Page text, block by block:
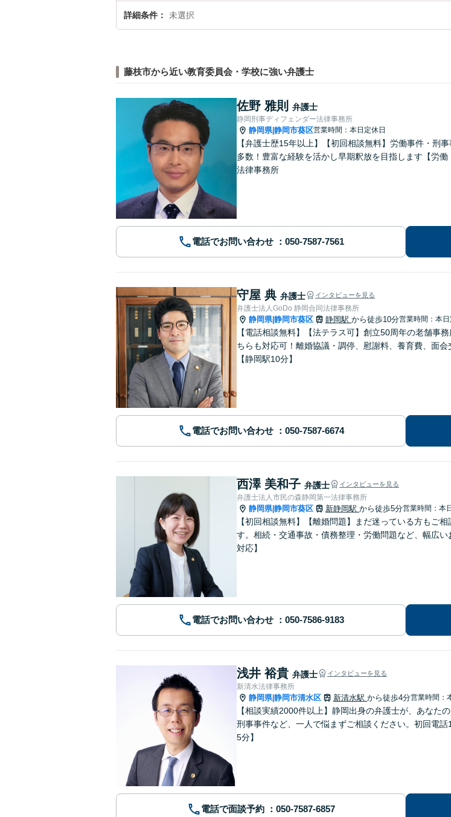
詳細条件 未選択
藤枝市から近い教育委員会・学校に強い弁護士
佐野 雅則 弁護士
静岡刑事ディフェンダー法律事務所
静岡県|静岡市葵区営業時間：本日定休日
【弁護士歴15年以上】【初回相談無料】労働事件・刑
多数！豊富な経験を活かし早期釈放を目指します【労
法律事務所
電話でお問い合わせ
守屋 典 弁護士 インタビューを見る
弁護士法人GoDo 静岡合同法律事務所
静岡県|静岡市葵区 静岡駅 から徒歩10分営業時間：本日
【電話相談無料】【法テラス可】創立50周年の老舗事
ちらも対応可！離婚協議・調停、慰謝料、養育費、面
【静岡駅10分】
電話でお問い合わせ
西澤 美和子 弁護士 インタビューを見る
弁護士法人市民の森静岡第一法律事務所
静岡県|静岡市葵区 新静岡駅 から徒歩5分営業時間：本
【初回相談無料】【離婚問題】まだ迷っている方もご
す。相続・交通事故・債務整理・労働問題など、幅広
対応】
電話でお問い合わせ
浅井 裕貴 弁護士 インタビューを見る
新清水法律事務所
静岡県|静岡市清水区 新清水駅 から徒歩4分営業時間：
【相談実績2000件以上】静岡出身の弁護士が、あなた
刑事事件など、一人で悩まずご相談ください。初回電
5分】
電話で面談予約